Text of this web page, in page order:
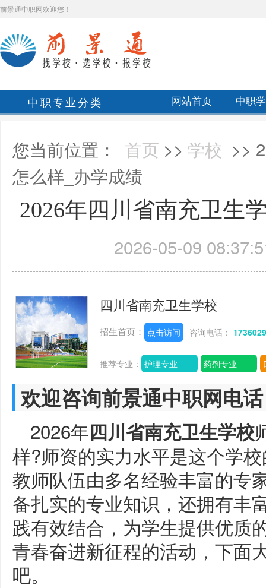
前景通中职网欢迎您！
中职专业分类 网站首页 中职
您当前位置： 首页 >> 学校 >>
怎么样_办学成绩
2026年四川省南充卫生
2026-05-09
四川省南充卫生学校
招生首页： 点击访问 咨询电话：
推荐专业： 护理专业 药剂专业
欢迎咨询前景通中职网电
2026年四川省南充卫生学校
样?师资的实力水平是这个学
教师队伍由多名经验丰富的专
备扎实的专业知识，还拥有丰
践有效结合，为学生提供优质
青春奋进新征程的活动，下面
吧。